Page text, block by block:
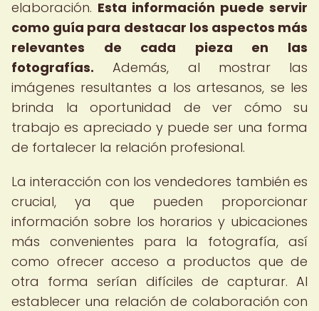
elaboración. Esta información puede servir
como guía para destacar los aspectos más
relevantes de cada pieza en las
fotografías. Además, al mostrar las
imágenes resultantes a los artesanos, se les
brinda la oportunidad de ver cómo su
trabajo es apreciado y puede ser una forma
de fortalecer la relación profesional.
La interacción con los vendedores también es
crucial, ya que pueden proporcionar
información sobre los horarios y ubicaciones
más convenientes para la fotografía, así
como ofrecer acceso a productos que de
otra forma serían difíciles de capturar. Al
establecer una relación de colaboración con